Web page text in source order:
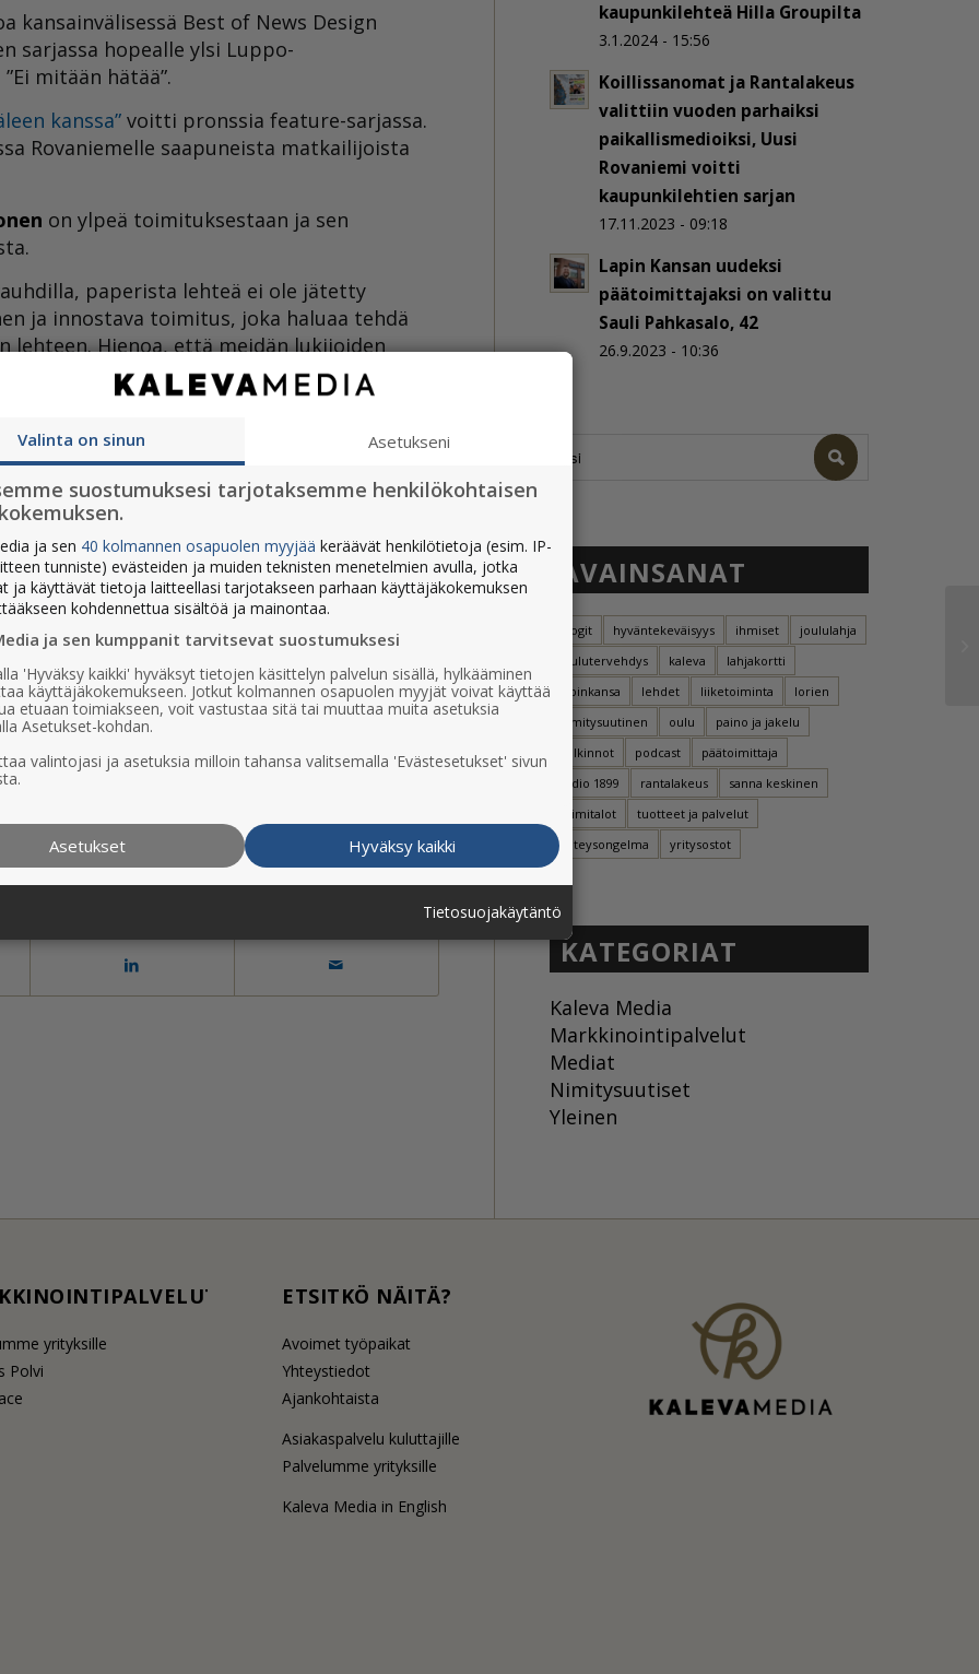
kansainvälisessä Best of News Design
sarjassa hopealle ylsi Luppo-
mitään hätää”.
kanssa”voitti pronssia feature-sarjassa.
Rovaniemelle saapuneista matkailijoista
on ylpeä toimituksestaan ja sen
paperista lehteä ei ole jätetty
ja innostava toimitus, joka haluaa tehdä
Hienoa, että meidän lukijoiden
sisällön, visuaalisuuden ja ulkoasuun
järjestetään vuosittain.
kävi tänä vuonna läpi 111 digijuttua ja
osallistui 37 mediataloa Pohjoismaista
töiden korkea laatu on osoitus siitä,
panostetaan yhä, vaikka median tilanne
palkitut sivut
myös aiemmin.
kaupunkilehteä Hilla Groupilta
3.1.2024 - 15:56
Koillissanomat ja Rantalakeus
valittiin vuoden parhaiksi
paikallismedioiksi, Uusi
Rovaniemi voitti
kaupunkilehtien sarjan
17.11.2023 - 09:18
Lapin Kansan uudeksi
päätoimittajaksi on valittu
Sauli Pahkasalo, 42
26.9.2023 - 10:36
AVAINSANAT
blogit hyväntekeväisyys ihmiset
joululahja
joulutervehdys
kaleva
lahjakortti
lapinkansa
lehdet liiketoiminta
lorien
nimitysuutinen
oulu
paino ja jakelu
palkinnot
podcast
päätoimittaja
radio 1899
rantalakeus
sanna keskinen
toimitalot
tuotteet ja palvelut
yhteysongelma
yritysostot
KATEGORIAT
Kaleva Media
Markkinointipalvelut
Mediat
Nimitysuutiset
Yleinen
yrityksille
Polvi
ETSITKÖ NÄITÄ?
Avoimet työpaikat
Yhteystiedot
Ajankohtaista
Asiakaspalvelu kuluttajille
Palvelumme yrityksille
Kaleva Media in English
Valinta on sinun Asetukseni
suostumuksesi tarjotaksemme henkilökohtaisen
ja sen 40 kolmannen osapuolen myyjää keräävät henkilötietoja (esim. IP-
tunniste) evästeiden ja muiden teknisten menetelmien avulla, jotka
ja käyttävät tietoja laitteellasi tarjotakseen parhaan käyttäjäkokemuksen
kohdennettua sisältöä ja mainontaa.
ja sen kumppanit tarvitsevat suostumuksesi
'Hyväksy kaikki' hyväksyt tietojen käsittelyn palvelun sisällä, hylkääminen
käyttäjäkokemukseen. Jotkut kolmannen osapuolen myyjät voivat käyttää
etuaan toimiakseen, voit vastustaa sitä tai muuttaa muita asetuksia
Asetukset-kohdan.
valintojasi ja asetuksia milloin tahansa valitsemalla 'Evästesetukset' sivun
Hyväksy kaikki
Asetukset
Tietosuojakäytäntö